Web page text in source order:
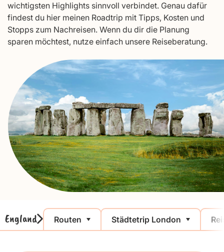
wichtigsten Highlights sinnvoll verbindet. Genau dafür
findest du hier meinen Roadtrip mit Tipps, Kosten und
Stopps zum Nachreisen. Wenn du dir die Planung
sparen möchtest, nutze einfach unsere Reiseberatung.
England Routen Städtetrip London